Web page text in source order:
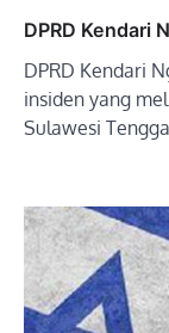
DPRD Kendari
DPRD Kendari
insiden yang
Sulawesi